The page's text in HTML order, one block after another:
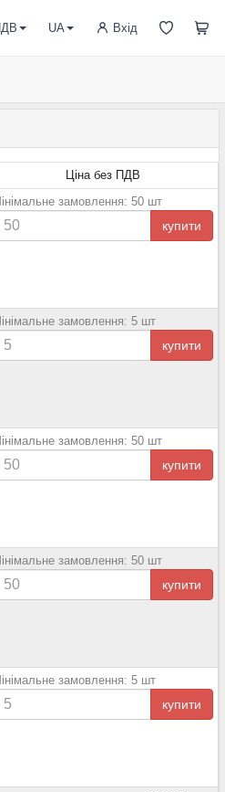
Вхід
UA
Ціна без ПДВ
замовлення: 50 шт
купити
замовлення: 5 шт
купити
замовлення: 50 шт
купити
замовлення: 50 шт
купити
замовлення: 5 шт
купити